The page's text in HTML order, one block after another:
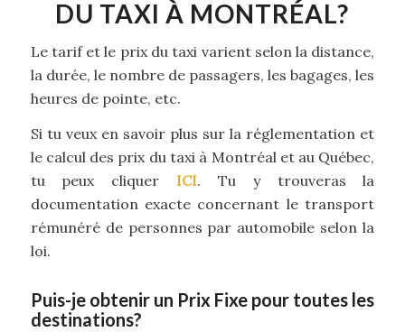
DU TAXI À MONTRÉAL?
Le tarif et le prix du taxi varient selon la distance,
la durée, le nombre de passagers, les bagages, les
heures de pointe, etc.
Si tu veux en savoir plus sur la réglementation et
le calcul des prix du taxi à Montréal et au Québec,
tu peux cliquer ICI. Tu y trouveras la
documentation exacte concernant le transport
rémunéré de personnes par automobile selon la
loi.
Puis-je obtenir un Prix Fixe pour toutes les
destinations?